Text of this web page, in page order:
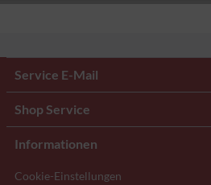
Service E-Mail
Shop Service
Informationen
Cookie-Einstellungen